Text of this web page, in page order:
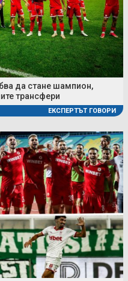
да стане шампион,
трансфери
ЕКСПЕРТЪТ ГОВОРИ